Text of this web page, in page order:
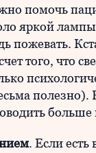
помочь
яркой
пожевать.
того, что
больше
. Если